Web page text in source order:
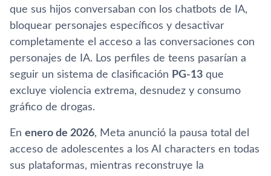
que sus hijos conversaban con los chatbots de IA,
bloquear personajes específicos y desactivar
completamente el acceso a las conversaciones con
personajes de IA. Los perfiles de teens pasarían a
seguir un sistema de clasificación PG-13 que
excluye violencia extrema, desnudez y consumo
gráfico de drogas.
En enero de 2026, Meta anunció la pausa total del
acceso de adolescentes a los AI characters en todas
sus plataformas, mientras reconstruye la